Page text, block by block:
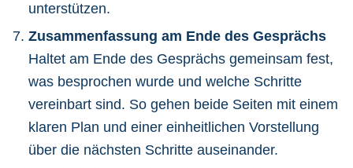
unterstützen.
Zusammenfassung am Ende des Gesprächs
Haltet am Ende des Gesprächs gemeinsam fest,
was besprochen wurde und welche Schritte
vereinbart sind. So gehen beide Seiten mit einem
klaren Plan und einer einheitlichen Vorstellung
über die nächsten Schritte auseinander.